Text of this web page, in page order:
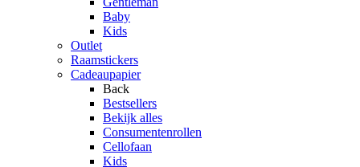
Baby
Kids
Outlet
Raamstickers
Cadeaupapier
Back
Bestsellers
Bekijk alles
Consumentenrollen
Cellofaan
Kids